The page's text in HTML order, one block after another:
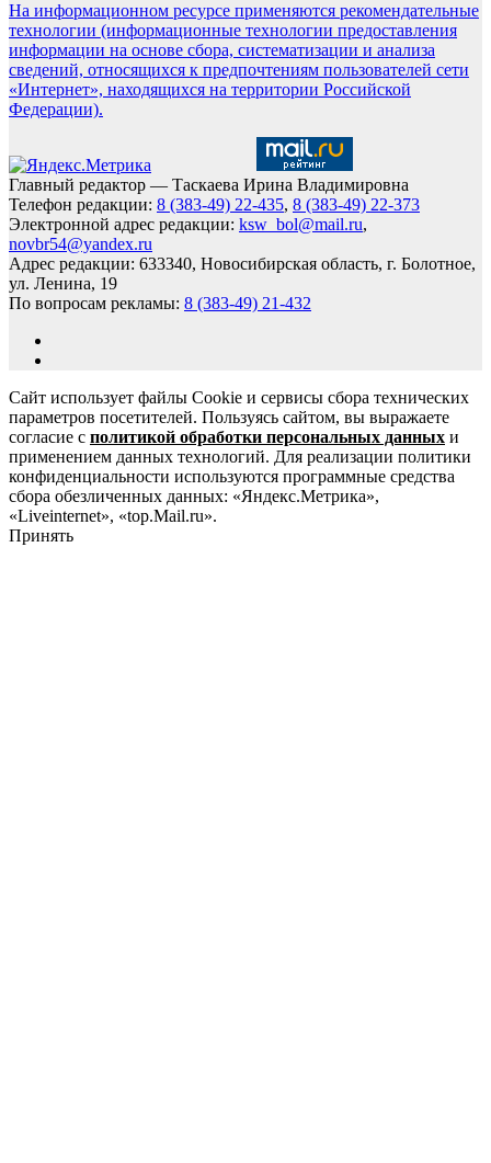
На информационном ресурсе применяются рекомендательные
технологии (информационные технологии предоставления
информации на основе сбора, систематизации и анализа
сведений, относящихся к предпочтениям пользователей сети
«Интернет», находящихся на территории Российской
Федерации).
Главный редактор — Таскаева Ирина Владимировна
Телефон редакции: 8 (383-49) 22-435, 8 (383-49) 22-373
Электронной адрес редакции: ksw_bol@mail.ru,
novbr54@yandex.ru
Адрес редакции: 633340, Новосибирская область, г. Болотное,
ул. Ленина, 19
По вопросам рекламы: 8 (383-49) 21-432
Сайт использует файлы Cookie и сервисы сбора технических
параметров посетителей. Пользуясь сайтом, вы выражаете
согласие с политикой обработки персональных данных и
применением данных технологий. Для реализации политики
конфиденциальности используются программные средства
сбора обезличенных данных: «Яндекс.Метрика»,
«Liveinternet», «top.Mail.ru».
Принять